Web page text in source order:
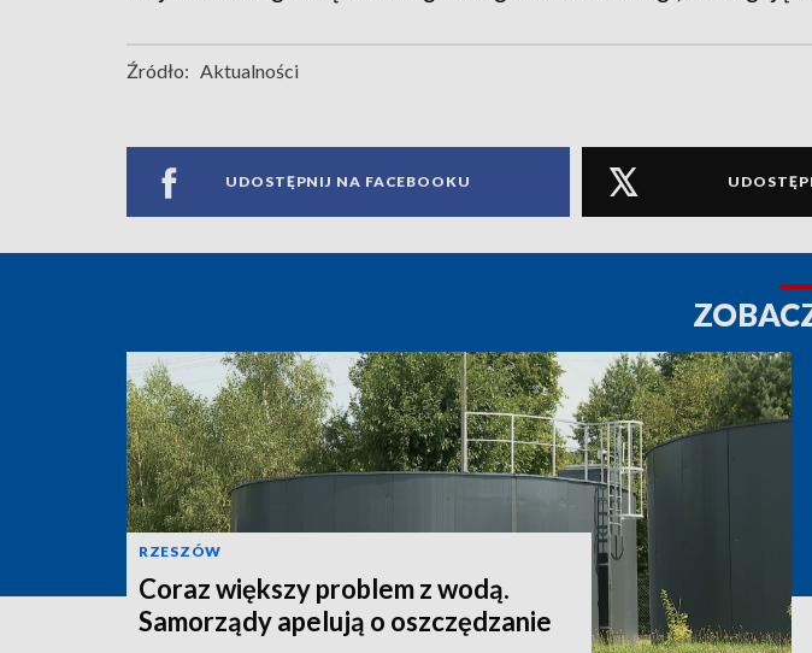
Źródło: Aktualności
UDOSTĘPNIJ NA FACEBOOKU
RZESZÓW
Coraz większy problem z wodą.
Samorządy apelują o oszczędzanie